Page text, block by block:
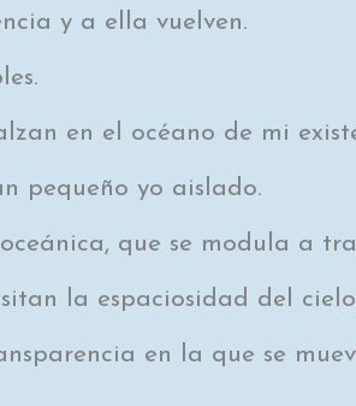
y a ella vuelven.
en el océano de mi
pequeño yo aislado.
que se modula a
la espaciosidad del
en la que se